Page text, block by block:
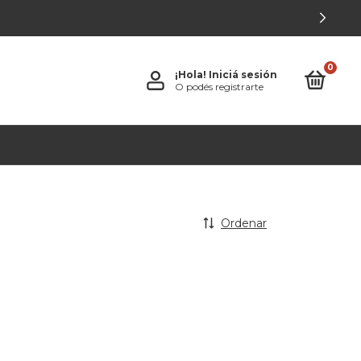
¡Hola! Iniciá sesión
O podés registrarte
0
Ordenar